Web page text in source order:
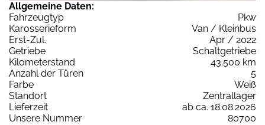
Allgemeine Daten:
Fahrzeugtyp
Pkw
Karosserieform
Van / Kleinbus
Erst-Zul.
Apr / 2022
Getriebe
Schaltgetriebe
Kilometerstand
43.500 km
Anzahl der Türen
5
Farbe
Weiß
Standort
Zentrallager
Lieferzeit
ab ca. 18.08.2026
Unsere Nummer
80700